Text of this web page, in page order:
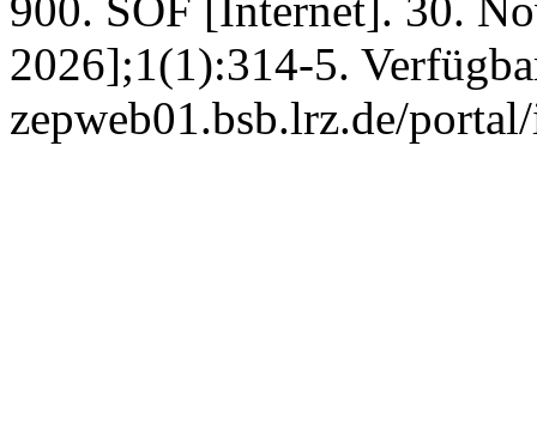
2026];1(1):314-5.
zepweb01.bsb.lrz.de/